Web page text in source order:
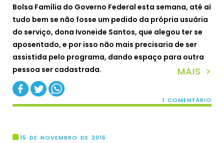
Bolsa Família do Governo Federal esta semana, até aí
tudo bem se não fosse um pedido da própria usuária
do serviço, dona Ivoneide Santos, que alegou ter se
aposentado, e por isso não mais precisaria de ser
assistida pelo programa, dando espaço para outra
pessoa ser cadastrada.
MAIS >
1 COMENTÁRIO
15 DE NOVEMBRO DE 2016